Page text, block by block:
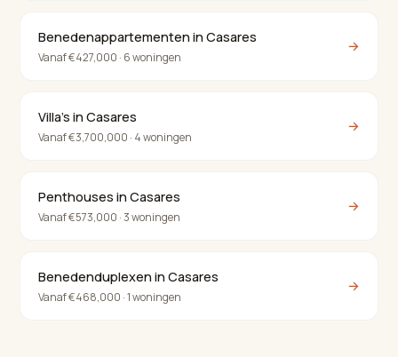
Benedenappartementen in Casares
Vanaf €427,000 · 6 woningen
→
Villa's in Casares
Vanaf €3,700,000 · 4 woningen
→
Penthouses in Casares
Vanaf €573,000 · 3 woningen
→
Benedenduplexen in Casares
Vanaf €468,000 · 1 woningen
→